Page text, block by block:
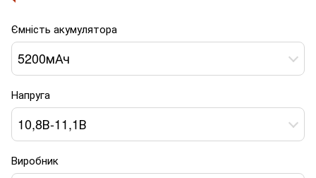
Ємність акумулятора
5200мАч
Напруга
10,8В-11,1В
Виробник